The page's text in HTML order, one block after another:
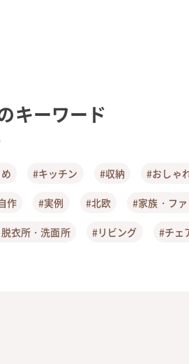
キーワード
#キッチン #収納 #おしゃ
作 #実例 #北欧 #家族・フ
衣所・洗面所 #リビング #チェ